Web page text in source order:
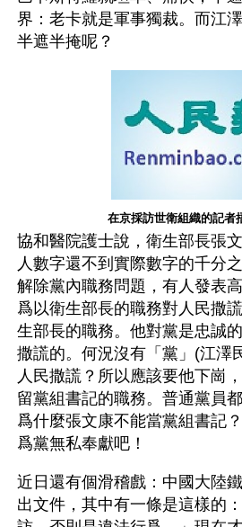
界：老卡就是軍事獨裁。而江
半遮半掩呢？
在京採訪世衛組織的記者
協和醫院護士說，衛生部長張
人數字還不到實際數字的千分
解除黨內職務問題，有人發表
爲以衛生部長的職務對人民撒
生部長的職務。他對黨是忠誠
撒謊的。何況沒有「黨」(江澤
人民撒謊？所以應該要他下崗
留黨組書記的職務。普通黨員
爲什麼張文康不能當黨組書記
爲黨無私奉獻吧！
近日還有個滑稽戲：中國大陸
出文件，其中有一條是這樣的